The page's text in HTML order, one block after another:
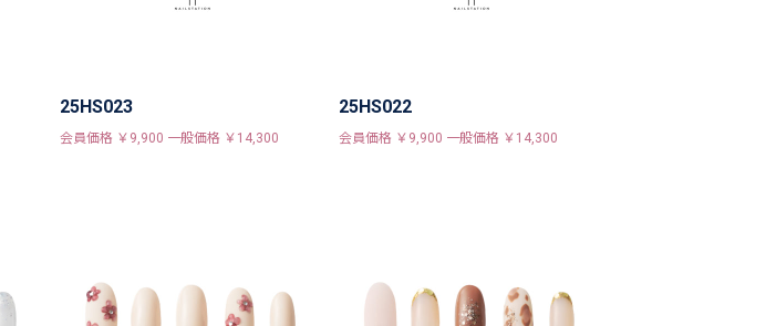
25HS023
会員価格 ￥9,900 一般価格 ￥14,300
25HS022
会員価格 ￥9,900 一般価格 ￥14,300